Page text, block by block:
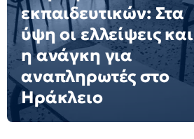
εκπαιδευτικών: Στα
ύψη οι ελλείψεις και
η ανάγκη για
αναπληρωτές στο
Ηράκλειο